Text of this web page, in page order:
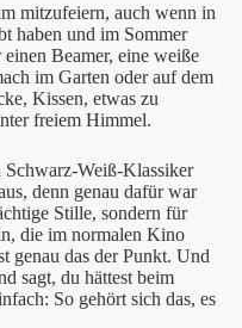
mitzufeiern, auch wenn in
haben und im Sommer
Beamer, eine weiße
im Garten oder auf dem
Kissen, etwas zu
freiem Himmel.
Schwarz-Weiß-Klassiker
denn genau dafür war
Stille, sondern für
die im normalen Kino
genau das der Punkt. Und
sagt, du hättest beim
So gehört sich das, es